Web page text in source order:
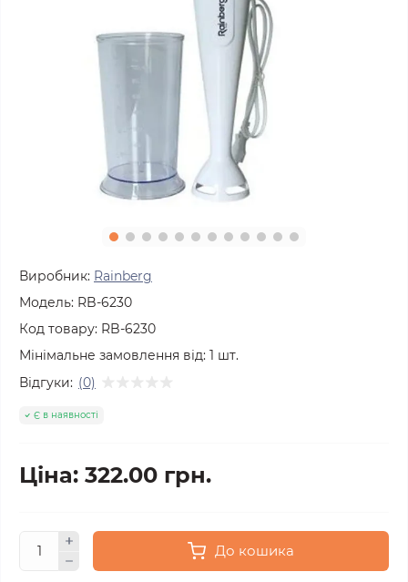
Виробник: Rainberg
Модель: RB-6230
Код товару: RB-6230
Мінімальне замовлення від: 1 шт.
Відгуки: (0)
Є в наявності
Ціна: 322.00 грн.
До кошика